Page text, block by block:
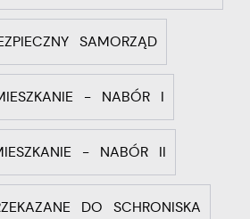
SAMORZĄD
- NABÓR I
- NABÓR II
DO SCHRONISKA